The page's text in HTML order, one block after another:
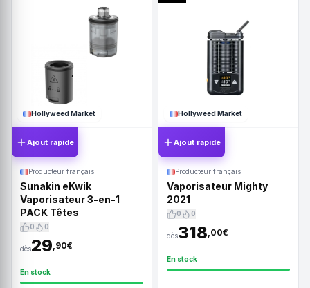
Hollyweed Market
Ajout rapide
Producteur français
Sunakin eKwik
Vaporisateur 3-en-1
PACK Têtes
0 0
dès29,90€
En stock
Hollyweed Market
Ajout rapide
Producteur français
Vaporisateur Mighty
2021
0 0
dès318,00€
En stock